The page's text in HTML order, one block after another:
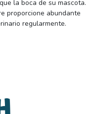
la boca de su mascota.
proporcione abundante
regularmente.